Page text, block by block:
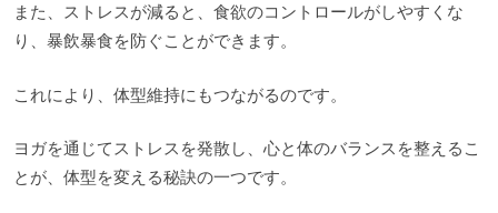
また、ストレスが減ると、食欲のコントロールがしやすくな
り、暴飲暴食を防ぐことができます。
これにより、体型維持にもつながるのです。
ヨガを通じてストレスを発散し、心と体のバランスを整えるこ
とが、体型を変える秘訣の一つです。